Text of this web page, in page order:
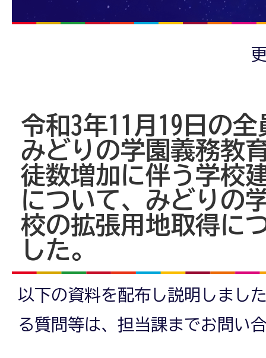
令和3年11月19日の
みどりの学園義務教
徒数増加に伴う学校
について、みどりの
校の拡張用地取得に
した。
以下の資料を配布し説明しまし
る質問等は、担当課までお問い